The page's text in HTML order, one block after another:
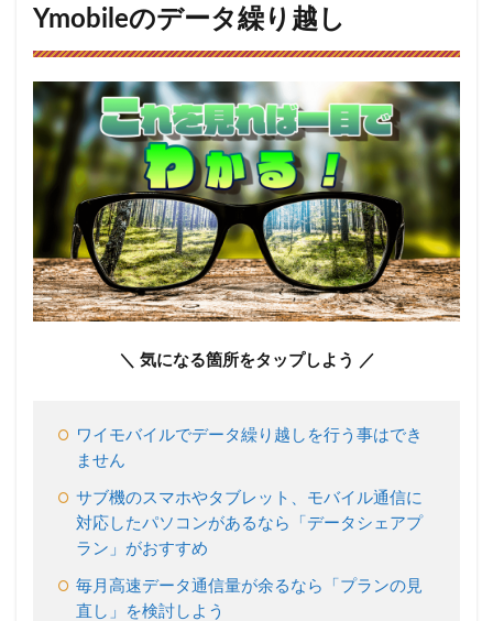
Ymobile
のデー
タ繰り
Ymobile
はデー
タ繰り
越し不
可！
2.1
タブ
レッ
トや
デー
タシ
プラ
ンの
検討
2.2
Ymobileのデータ繰り越し
＼ 気になる箇所をタップしよう ／
ワイモバイルでデータ繰り越しを行う事はでき
ません
サブ機のスマホやタブレット、モバイル通信に
対応したパソコンがあるなら「データシェアプ
ラン」がおすすめ
毎月高速データ通信量が余るなら「プランの見
直し」を検討しよう